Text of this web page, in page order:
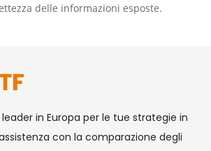
delle informazioni esposte.